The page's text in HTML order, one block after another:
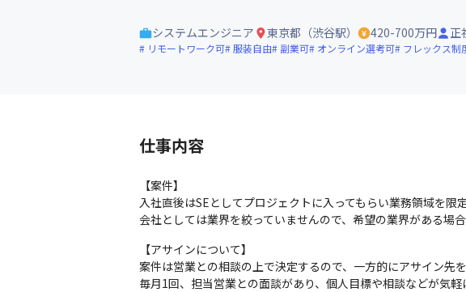
システムエンジニア 東京都（渋谷駅） 420-700万円 正
リモートワーク可 服装自由 副業可 オンライン選考可 フレックス制
仕事内容
【案件】
入社直後はSEとしてプロジェクトに入ってもらい業務領域を限
会社としては業界を絞っていませんので、希望の業界がある場合
【アサインについて】
案件は営業との相談の上で決定するので、一方的にアサイン先
毎月1回、担当営業との面談があり、個人目標や相談などが気軽